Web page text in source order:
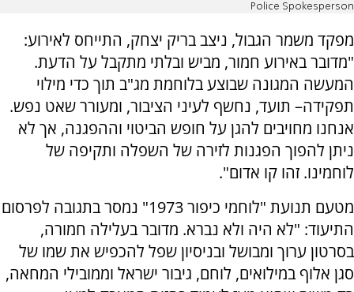
Police Spokesperson
מפקד משמר הגבול, ניצב בריק יצחק, התייחס לאירוע:
"מדובר באירוע חמור, מביש ובלתי מתקבל על הדעת.
המעשה המגונה שבוצע בלוחמת מג"ב תוך כדי מילוי
תפקידה– תועד, נחשף לעיני הציבור, ומעורר שאט נפש.
אנחנו מחויבים להגן על חופש הביטוי וההפגנה, אך לא
ניתן להפוך הפגנות לזירה של השפלה ותקיפה של
לוחמינו. זהו קו אדום".
מטעם תנועת "לוחמי כיפור 1973" נמסר בתגובה לפרסום
התיעוד: "לא היה ולא נברא. מדובר בעלילה חמורה,
בסרטון ערוך ומבושל ובניסיון שפל להכפיש את שמו של
סגן אלוף במילואים, לוחם, גיבור ישראל וממובילי המחאה,